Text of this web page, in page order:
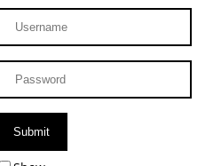
TEACHINGS